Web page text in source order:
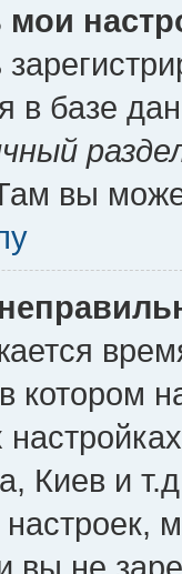
мои
в базе
вы
котором
Киев и
вы не